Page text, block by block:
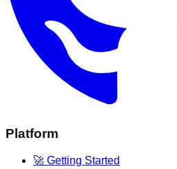
Platform
🚀 Getting Started